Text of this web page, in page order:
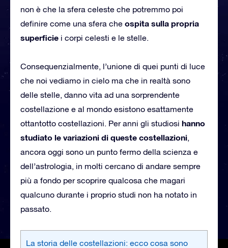
non è che la sfera celeste che potremmo poi
definire come una sfera che ospita sulla propria
superficie i corpi celesti e le stelle.
Consequenzialmente, l’unione di quei punti di luce
che noi vediamo in cielo ma che in realtà sono
delle stelle, danno vita ad una sorprendente
costellazione e al mondo esistono esattamente
ottantotto costellazioni. Per anni gli studiosi hanno
studiato le variazioni di queste costellazioni,
ancora oggi sono un punto fermo della scienza e
dell’astrologia, in molti cercano di andare sempre
più a fondo per scoprire qualcosa che magari
qualcuno durante i proprio studi non ha notato in
passato.
La storia delle costellazioni: ecco cosa sono